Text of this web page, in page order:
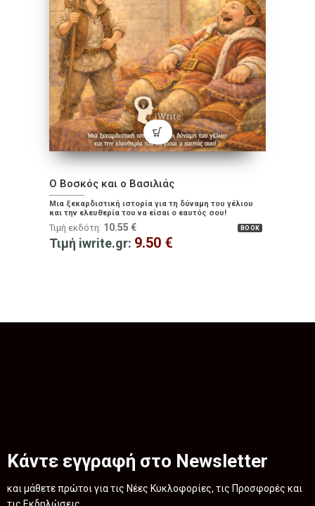
Ο Βοσκός και ο Βασιλιάς
Μια ξεκαρδιστική ιστορία για τη δύναμη του γέλιου
και την ελευθερία του να είσαι ο εαυτός σου!
BOOK
Τιμή εκδότη: 10.55 €
Τιμή iwrite.gr: 9.50 €
Κάντε εγγραφή στο Newsletter
και μάθετε πρώτοι για τις Νέες Κυκλοφορίες, τις Προσφορές και